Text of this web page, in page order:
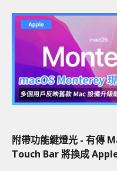
附帶功能鍵燈光 - 有傳
Touch Bar 將換成